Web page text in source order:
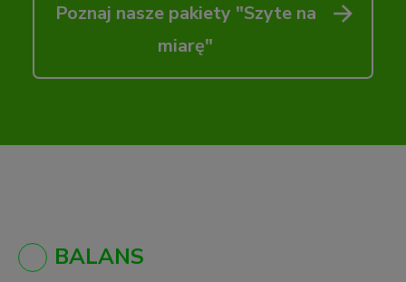
Poznaj nasze pakiety "Szyte na
miarę"
BALANS